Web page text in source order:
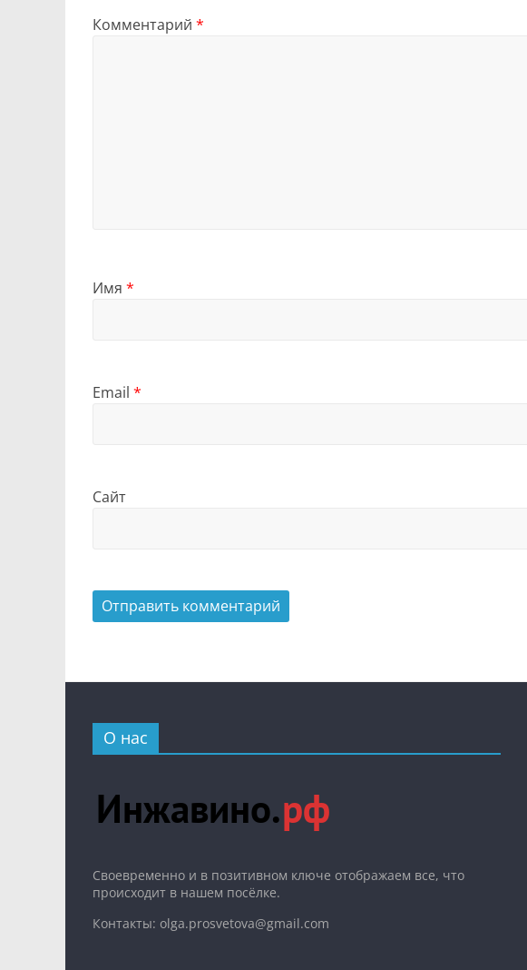
Комментарий *
Имя *
Email *
Сайт
О нас
Cвоевременно и в позитивном ключе отображаем все, что
происходит в нашем посёлке.
Контакты: olga.prosvetova@gmail.com